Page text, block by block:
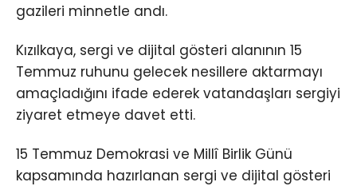
gazileri minnetle andı.
Kızılkaya, sergi ve dijital gösteri alanının 15
Temmuz ruhunu gelecek nesillere aktarmayı
amaçladığını ifade ederek vatandaşları sergiyi
ziyaret etmeye davet etti.
15 Temmuz Demokrasi ve Millî Birlik Günü
kapsamında hazırlanan sergi ve dijital gösteri